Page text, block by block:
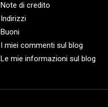
Note di credito
Indirizzi
Buoni
I miei commenti sul blog
Le mie informazioni sul blog